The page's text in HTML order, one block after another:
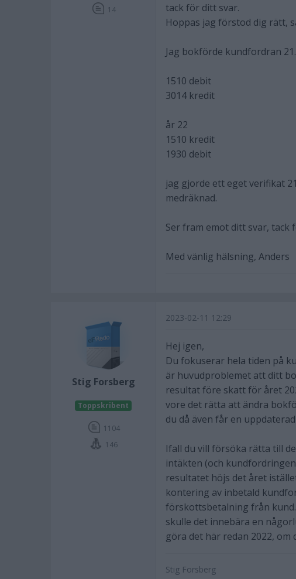
14
tack för ditt svar.
Hoppas jag förstod dig rätt,
Jag bokförde kundfordran 21.
1510 debit
3014 kredit
år 22
1510 kredit
1930 debit
jag gjorde ett eget verifikat
medräknad.
Ser fram emot ditt svar, tack
Med vänlig hälsning, Anders
Stig Forsberg
Toppskribent
1104
146
2023-02-11 12:29
Hej igen,
Du fokuserar hela tiden på
är huvudproblemet att ditt
resultat före skatt för året
vore det rätta att ändra
du då även får en
Ifall du vill försöka rätta till
intäkten (och
resultatet höjs det året
kontering av inbetald
förskottsbetalning från
skulle det innebära en
göra det här redan 2022,
Stig Forsberg